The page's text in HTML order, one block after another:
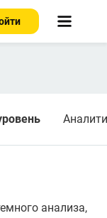
анализа,